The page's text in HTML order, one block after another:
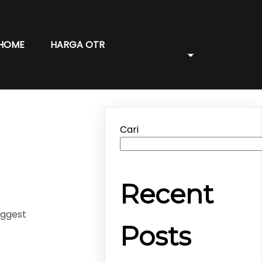
HARGA OTR
Cari
Recent
Posts